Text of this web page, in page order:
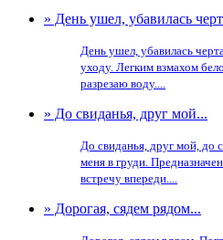
» День ушел, убавилась
День ушел, убавилась
уходу. Легким взмахом
разрезаю воду....
» До свиданья, друг мой...
До свиданья, друг мой,
меня в груди.
встречу впереди....
» Дорогая, сядем рядом...